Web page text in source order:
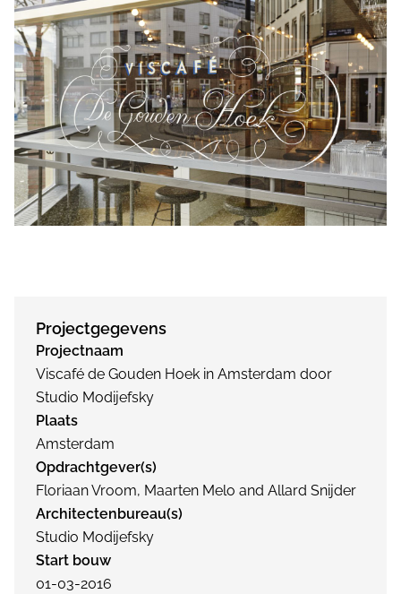
Projectgegevens
Projectnaam
Viscafé de Gouden Hoek in Amsterdam door
Studio Modijefsky
Plaats
Amsterdam
Opdrachtgever(s)
Floriaan Vroom, Maarten Melo and Allard Snijder
Architectenbureau(s)
Studio Modijefsky
Start bouw
01-03-2016